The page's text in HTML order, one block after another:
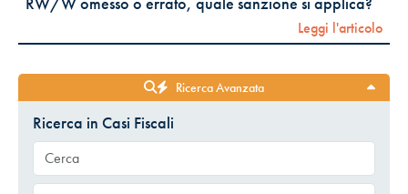
Leggi l'articolo
Ricerca Avanzata
Ricerca in Casi Fiscali